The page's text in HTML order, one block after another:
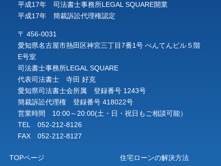
平成17年 司法書士事務所LEGAL SQUARE開業
平成17年 簡裁訴訟代理権認定
〒 456-0031
愛知県名古屋市熱田区神宮三丁目7番1号 べんてんビル５階
E号室
司法書士事務所LEGAL SQUARE
代表司法書士 寺田 好克
愛知県司法書士会所属 登録番号 1243号
簡裁訴訟代理権 登録番号 418022号
営業時間 10:00～20:00(土・日・祝日もご相談可能）
TEL 052-212-8126
FAX 052-212-8127
TOPページ
住宅ローンの解決方法